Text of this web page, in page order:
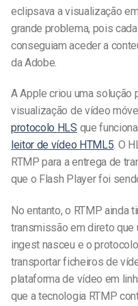
eclipsava a visualização
grande problema, pois
conseguiam aceder a
da Adobe.
A Apple criou uma solução
visualização de vídeo
protocolo HLS que
leitor de vídeo HTML5. O
RTMP para a entrega de
que o Flash Player foi
No entanto, o RTMP ainda
transmissão em direto que
ingest nasceu e o
transportar ficheiros de
plataforma de vídeo em
que a tecnologia RTMP